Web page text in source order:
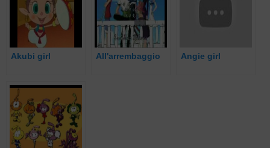
Akubi girl All'arrembaggio Angie girl